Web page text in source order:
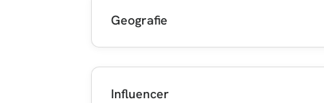
Geografie
Influencer